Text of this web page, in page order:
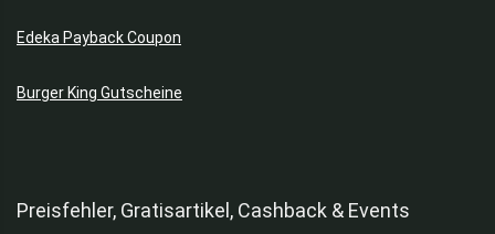
Edeka Payback Coupon
Burger King Gutscheine
Preisfehler, Gratisartikel, Cashback & Events